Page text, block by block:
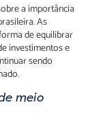
a importância
As
de equilibrar
investimentos e
sendo
meio